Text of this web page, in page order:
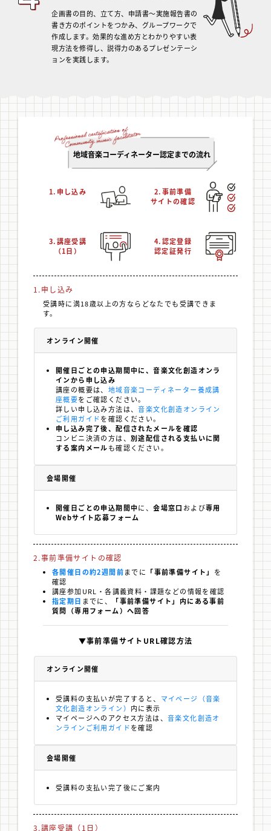
企画書の目的、立て方、申請書～実施報告書の
書き方のポイントをつかみ、グループワークで
作成します。効果的な進め方とわかりやすい表
現方法を修得し、説得力のあるプレゼンテーシ
ョンを実践します。
地域音楽コーディネーター認定までの流れ
1.申し込み
2.事前準備
サイトの確認
3.講座受講
（1日）
4.認定登録
認定証発行
1.申し込み
受講時に満18歳以上の方ならどなたでも受講できま
す。
オンライン開催
開催日ごとの申込期間中に、音楽文化創造オンラ
インから申し込み
講座の概要は、 地域音楽コーディネーター養成講
座概要をご確認ください。
詳しい申し込み方法は、音楽文化創造オンライン
ご利用ガイドを確認ください。
申し込み完了後、配信されたメールを確認
コンビニ決済の方は、 別途配信される支払いに関
する案内メールも確認ください。
会場開催
開催日ごとの申込期間中に、会場窓口 および専用
Webサイト応募フォーム
2.事前準備サイトの確認
各開催日の約2週間前までに 「事前準備サイト」 を
確認
講座参加URL・各講義資料・課題などの情報を確認
指定期日 までに、
「事前準備サイト」内にある事前
質問（専用フォーム）へ回答
▼事前準備サイトURL確認方法
オンライン開催
受講料の支払いが完了すると、 マイページ（音楽
文化創造オンライン） 内に表示
マイページへのアクセス方法は、音楽文化創造オ
ンラインご利用ガイドを確認
会場開催
受講料の支払い完了後にご案内
3.講座受講（1日）